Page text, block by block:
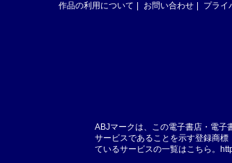
作品の利用について
お問い合わせ プライ
ABJマークは、この電子書店・電子
サービスであることを示す登録商
ているサービスの一覧はこちら。